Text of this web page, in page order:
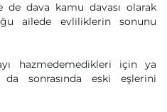
de dava kamu davası olarak
ailede evliliklerin sonunu
hazmedemedikleri için ya
sonrasında eski eşlerini